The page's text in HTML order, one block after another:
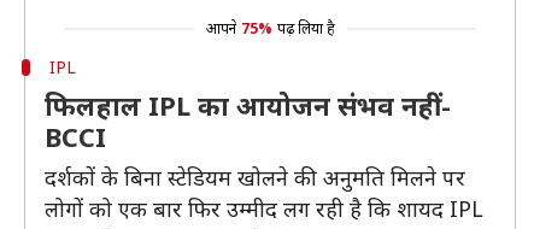
आपने 75% पढ़ लिया है
IPL
फिलहाल IPL का आयोजन संभव नहीं-
BCCI
दर्शकों के बिना स्टेडियम खोलने की अनुमति मिलने पर
लोगों को एक बार फिर उम्मीद लग रही है कि शायद IPL